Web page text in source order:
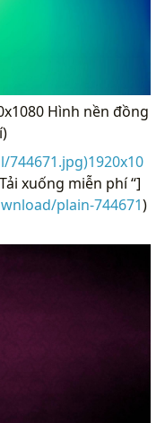
Hình nền đồng
xuống miễn phí “]
plain-744671)